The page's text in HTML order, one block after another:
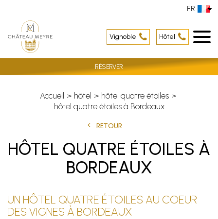
Hôtel
Vignoble
RÉSERVER
FR
Accueil hôtel
hôtel quatre étoiles
hôtel quatre étoiles à Bordeaux
RETOUR
HÔTEL QUATRE ÉTOILES À
BORDEAUX
UN HÔTEL QUATRE ÉTOILES AU COEUR
DES VIGNES À BORDEAUX